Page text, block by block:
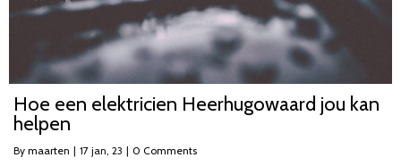
Hoe een elektricien Heerhugowaard jou kan
helpen
By maarten | 17 jan, 23 | 0 Comments